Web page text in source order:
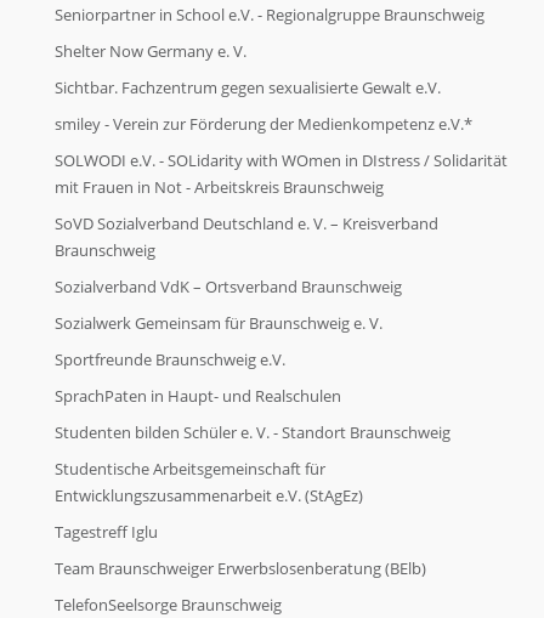
Seniorpartner in School e.V. - Regionalgruppe Braunschweig
Shelter Now Germany e. V.
Sichtbar. Fachzentrum gegen sexualisierte Gewalt e.V.
smiley - Verein zur Förderung der Medienkompetenz e.V.*
SOLWODI e.V. - SOLidarity with WOmen in DIstress / Solidarität
mit Frauen in Not - Arbeitskreis Braunschweig
SoVD Sozialverband Deutschland e. V. – Kreisverband
Braunschweig
Sozialverband VdK – Ortsverband Braunschweig
Sozialwerk Gemeinsam für Braunschweig e. V.
Sportfreunde Braunschweig e.V.
SprachPaten in Haupt- und Realschulen
Studenten bilden Schüler e. V. - Standort Braunschweig
Studentische Arbeitsgemeinschaft für
Entwicklungszusammenarbeit e.V. (StAgEz)
Tagestreff Iglu
Team Braunschweiger Erwerbslosenberatung (BElb)
TelefonSeelsorge Braunschweig